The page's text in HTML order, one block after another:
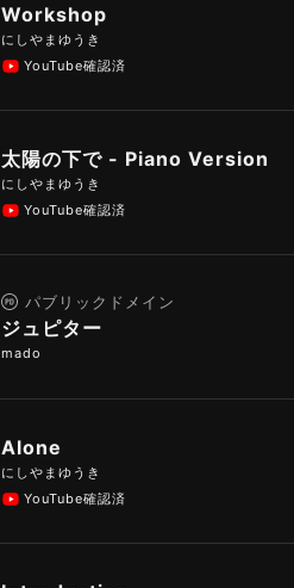
Workshop
にしやまゆうき
YouTube確認済
太陽の下で - Piano Version
にしやまゆうき
YouTube確認済
パブリックドメイン
ジュピター
mado
Alone
にしやまゆうき
YouTube確認済